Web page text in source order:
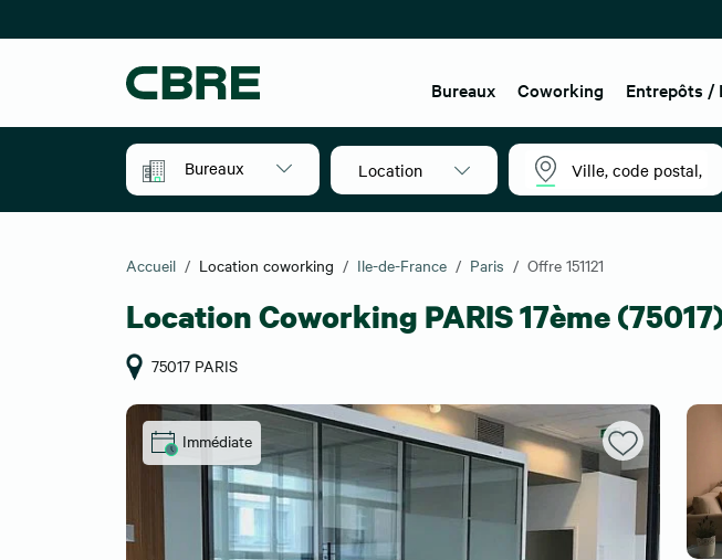
Bureaux Coworking Entrepôts /
Bureaux Location
Accueil Location coworking Ile-de-France Paris Offre 151121
Location Coworking PARIS 17ème
75017 PARIS
Immédiate